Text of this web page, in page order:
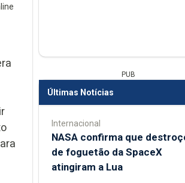
PUB
Últimas Notícias
Internacional
NASA confirma que
de foguetão da SpaceX
atingiram a Lua